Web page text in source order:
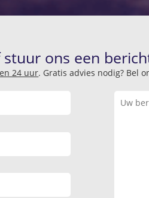
stuur ons een
24 uur. Gratis advies nodig? Bel